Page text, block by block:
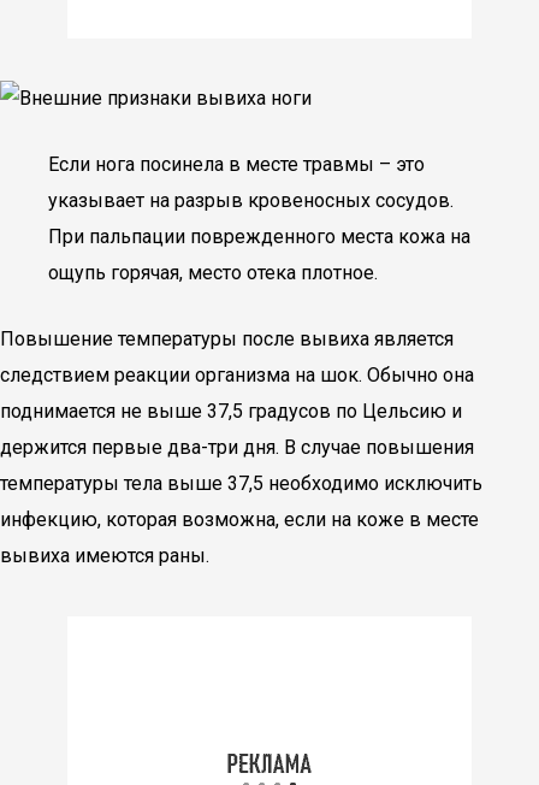
Если нога посинела в месте травмы – это
указывает на разрыв кровеносных сосудов.
При пальпации поврежденного места кожа на
ощупь горячая, место отека плотное.
Повышение температуры после вывиха является
следствием реакции организма на шок. Обычно она
поднимается не выше 37,5 градусов по Цельсию и
держится первые два-три дня. В случае повышения
температуры тела выше 37,5 необходимо исключить
инфекцию, которая возможна, если на коже в месте
вывиха имеются раны.